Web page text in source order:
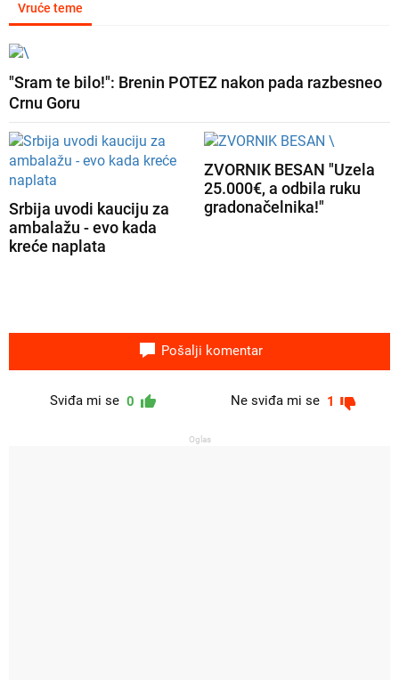
Vruće teme
"Sram te bilo!": Brenin POTEZ nakon pada razbesneo
Crnu Goru
Srbija uvodi kauciju za
ambalažu - evo kada
kreće naplata
ZVORNIK BESAN "Uzela
25.000€, a odbila ruku
gradonačelnika!"
Pošalji komentar
Sviđa mi se 0 Ne sviđa mi se 1
Oglas